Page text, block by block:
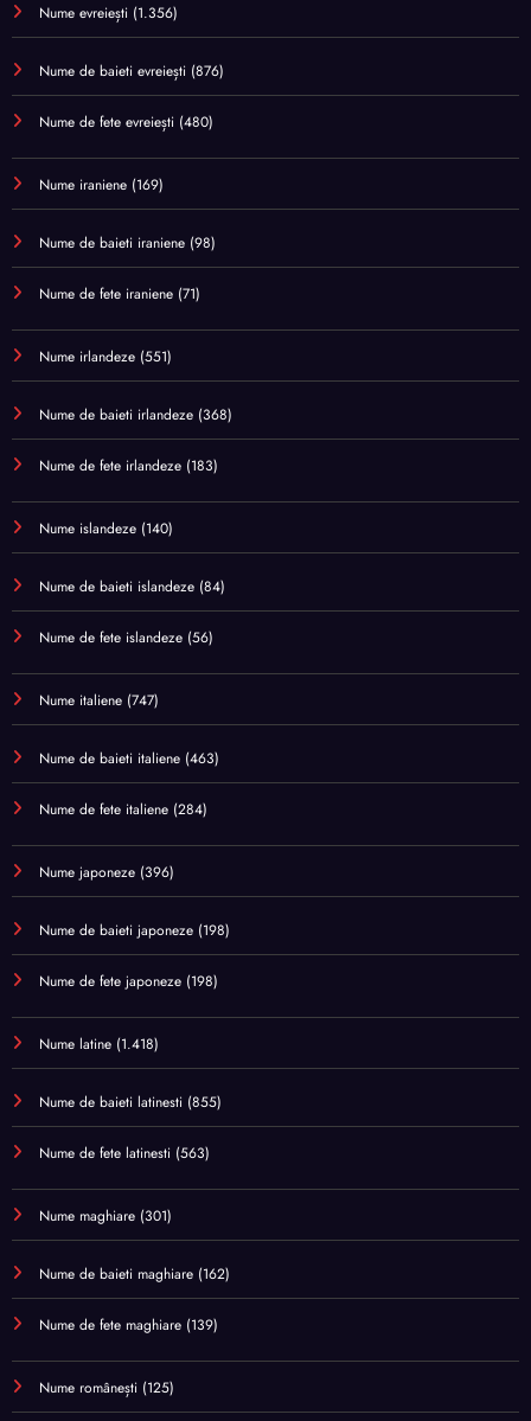
Nume evreiești (1.356)
Nume de baieti evreiești (876)
Nume de fete evreiești (480)
Nume iraniene (169)
Nume de baieti iraniene (98)
Nume de fete iraniene (71)
Nume irlandeze (551)
Nume de baieti irlandeze (368)
Nume de fete irlandeze (183)
Nume islandeze (140)
Nume de baieti islandeze (84)
Nume de fete islandeze (56)
Nume italiene (747)
Nume de baieti italiene (463)
Nume de fete italiene (284)
Nume japoneze (396)
Nume de baieti japoneze (198)
Nume de fete japoneze (198)
Nume latine (1.418)
Nume de baieti latinesti (855)
Nume de fete latinesti (563)
Nume maghiare (301)
Nume de baieti maghiare (162)
Nume de fete maghiare (139)
Nume românești (125)